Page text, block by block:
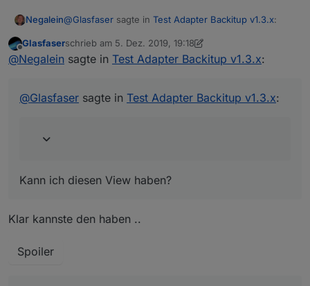
Negalein@Glasfaser sagte in Test Adapter Backitup v1.3.x:
Was ist bei dir Backup Projekt, USB & komplett?
Offline
Glasfaserschrieb am 5. Dez. 2019, 19:18
zuletzt editiert von Glasfaser12. Mai 2019, 20:18
@Negalein sagte in Test Adapter Backitup v1.3.x:
@Glasfaser sagte in Test Adapter Backitup v1.3.x:
Kann ich diesen View haben?
Klar kannste den haben ..
Spoiler